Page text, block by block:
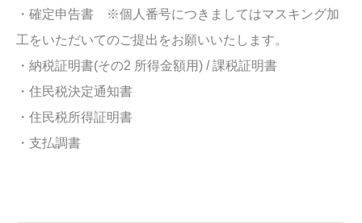
・確定申告書 ※個人番号につきましてはマスキング加
工をいただいてのご提出をお願いいたします。
・納税証明書(その2 所得金額用) / 課税証明書
・住民税決定通知書
・住民税所得証明書
・支払調書